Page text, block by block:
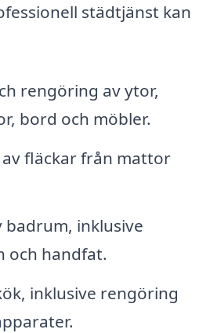
städtjänst kan
rengöring av ytor,
bord och möbler.
fläckar från mattor
badrum, inklusive
och handfat.
inklusive rengöring